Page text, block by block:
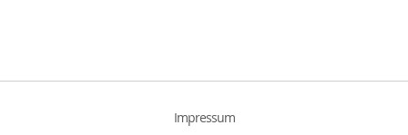
Impressum